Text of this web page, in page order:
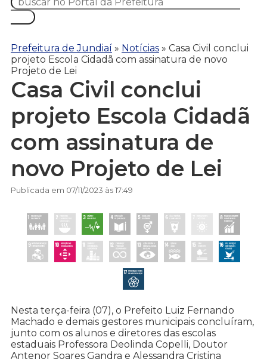
Prefeitura de Jundiaí » Notícias » Casa Civil conclui
projeto Escola Cidadã com assinatura de novo
Projeto de Lei
Casa Civil conclui
projeto Escola Cidadã
com assinatura de
novo Projeto de Lei
Publicada em 07/11/2023 às 17:49
Nesta terça-feira (07), o Prefeito Luiz Fernando
Machado e demais gestores municipais concluíram,
junto com os alunos e diretores das escolas
estaduais Professora Deolinda Copelli, Doutor
Antenor Soares Gandra e Alessandra Cristina